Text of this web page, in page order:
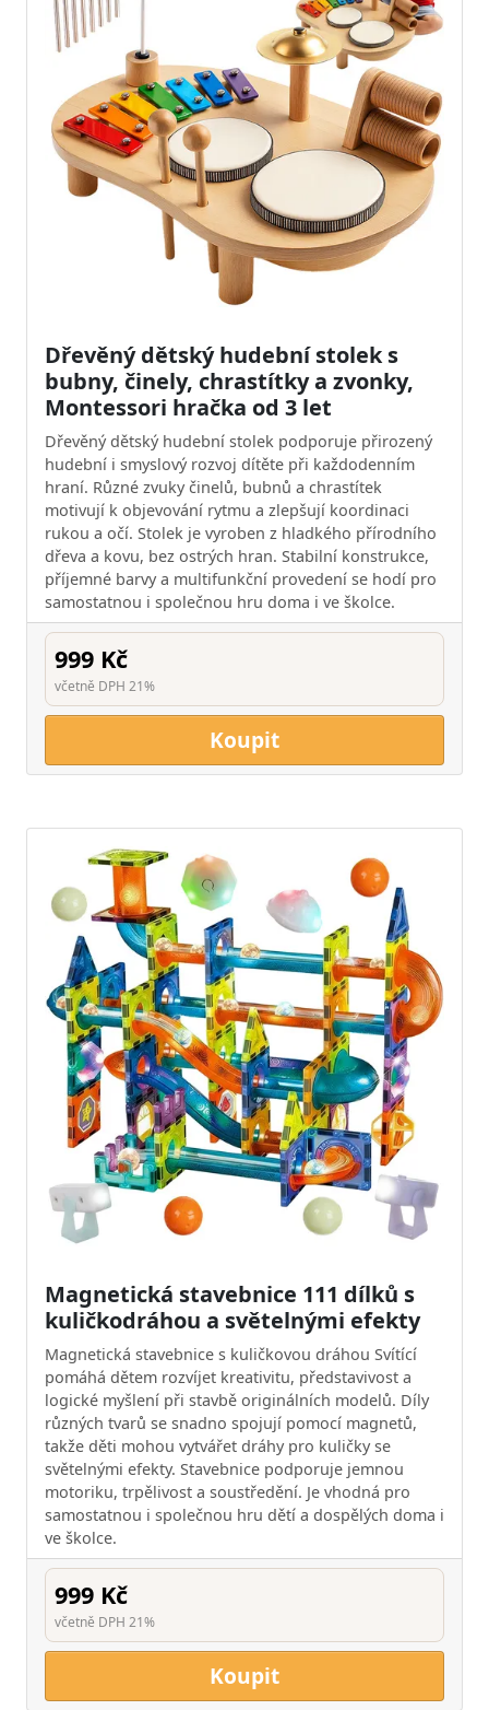
Dřevěný dětský hudební stolek s
bubny, činely, chrastítky a zvonky,
Montessori hračka od 3 let
Dřevěný dětský hudební stolek podporuje přirozený
hudební i smyslový rozvoj dítěte při každodenním
hraní. Různé zvuky činelů, bubnů a chrastítek
motivují k objevování rytmu a zlepšují koordinaci
rukou a očí. Stolek je vyroben z hladkého přírodního
dřeva a kovu, bez ostrých hran. Stabilní konstrukce,
příjemné barvy a multifunkční provedení se hodí pro
samostatnou i společnou hru doma i ve školce.
999 Kč
včetně DPH 21%
Koupit
Magnetická stavebnice 111 dílků s
kuličkodráhou a světelnými efekty
Magnetická stavebnice s kuličkovou dráhou Svítící
pomáhá dětem rozvíjet kreativitu, představivost a
logické myšlení při stavbě originálních modelů. Díly
různých tvarů se snadno spojují pomocí magnetů,
takže děti mohou vytvářet dráhy pro kuličky se
světelnými efekty. Stavebnice podporuje jemnou
motoriku, trpělivost a soustředění. Je vhodná pro
samostatnou i společnou hru dětí a dospělých doma i
ve školce.
999 Kč
včetně DPH 21%
Koupit